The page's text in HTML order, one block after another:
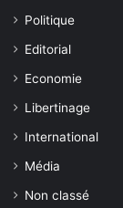
Politique
Editorial
Economie
Libertinage
International
Média
Non classé